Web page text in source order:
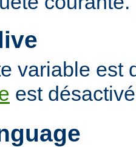
variable est
est